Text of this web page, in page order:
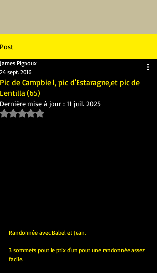
Post
Pic de Campbieil, pic d'Estaragne,et pic de
Lentilla (65)
James Pignoux
24 sept. 2016
Dernière mise à jour : 11 juil. 2025
Noté NaN étoiles sur 5.
Randonnée avec Babel et Jean.
3 sommets pour le prix d'un pour une randonnée assez
facile.